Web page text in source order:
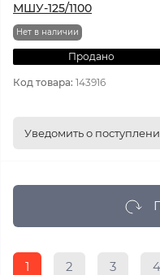
МШУ-125/1100
Нет в наличии
Продано
Код товара: 143916
Уведомить о
1 2 3 4